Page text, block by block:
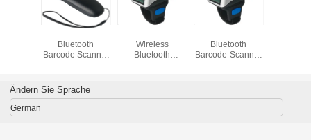
Barcode-Scanner
CMOS 2.4G
Barcode-Scanner
Bluetooths
Barcode-Scanner
Bluetooths 1D 2D
Ändern Sie Sprache
German